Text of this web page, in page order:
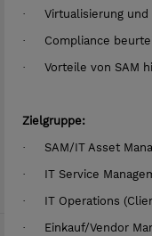
·
Virtualisierung
·
Compliance
·
Vorteile von SAM
Zielgruppe:
·
SAM/IT Asset
·
IT Service
·
IT Operations
·
Einkauf/Vendor